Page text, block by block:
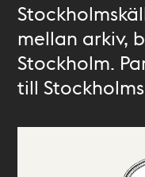
mellan arkiv,
Stockholm.
till